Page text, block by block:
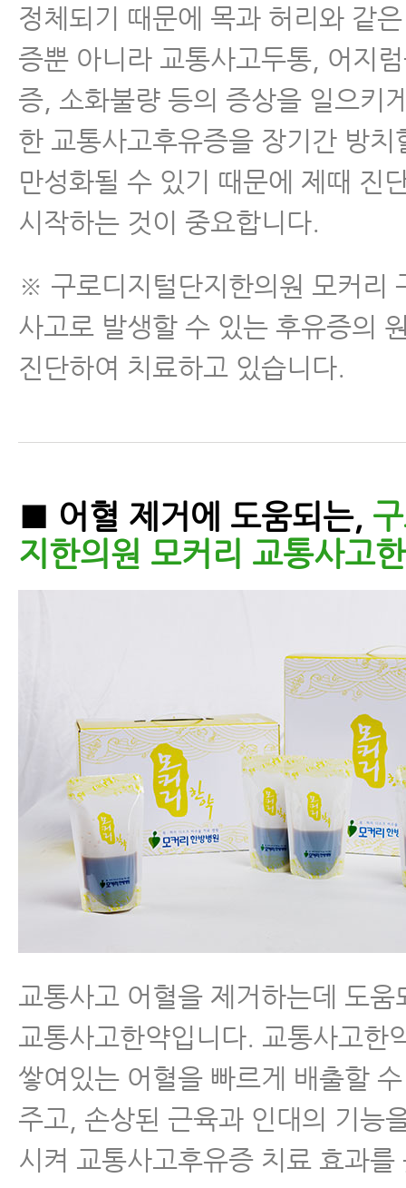
정체되기 때문에 목과 허리와 같
증뿐 아니라 교통사고두통, 어지
증, 소화불량 등의 증상을 일으키
한 교통사고후유증을 장기간 방치
만성화될 수 있기 때문에 제때 진
시작하는 것이 중요합니다.
※ 구로디지털단지한의원 모커리
사고로 발생할 수 있는 후유증의
진단하여 치료하고 있습니다.
■ 어혈 제거에 도움되는,
지한의원 모커리 교통사고
교통사고 어혈을 제거하는데 도움
교통사고한약입니다. 교통사고한
쌓여있는 어혈을 빠르게 배출할
주고, 손상된 근육과 인대의 기능
시켜 교통사고후유증 치료 효과를